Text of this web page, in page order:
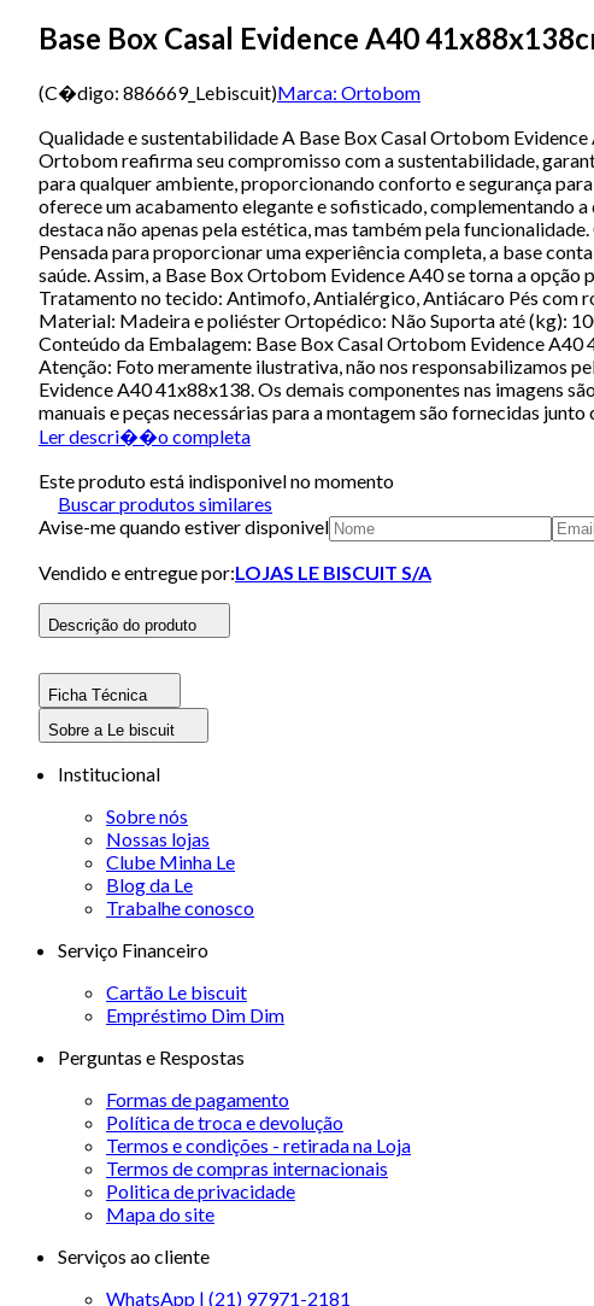
Base Box Casal Evidence A40
(C�digo: 886669_Lebiscuit)Marca: Ortobom
Qualidade e sustentabilidade A Base Box Casal Ortobom
Ortobom reafirma seu compromisso com a sustentabilidade,
para qualquer ambiente, proporcionando conforto e segurança
oferece um acabamento elegante e sofisticado, complementando
destaca não apenas pela estética, mas também pela
Pensada para proporcionar uma experiência completa, a base
saúde. Assim, a Base Box Ortobom Evidence A40 se torna a
Tratamento no tecido: Antimofo, Antialérgico, Antiácaro Pés com
Material: Madeira e poliéster Ortopédico: Não Suporta até (kg):
Conteúdo da Embalagem: Base Box Casal Ortobom Evidence
Atenção: Foto meramente ilustrativa, não nos responsabilizamos
Evidence A40 41x88x138. Os demais componentes nas imagens
manuais e peças necessárias para a montagem são fornecidas
Ler descri��o completa
Este produto está indisponivel no momento
Buscar produtos similares
Avise-me quando estiver disponivel
Vendido e entregue por:LOJAS LE BISCUIT S/A
Descrição do produto
Ficha Técnica
Sobre a Le biscuit
Institucional
Sobre nós
Nossas lojas
Clube Minha Le
Blog da Le
Trabalhe conosco
Serviço Financeiro
Cartão Le biscuit
Empréstimo Dim Dim
Perguntas e Respostas
Formas de pagamento
Política de troca e devolução
Termos e condições - retirada na Loja
Termos de compras internacionais
Politica de privacidade
Mapa do site
Serviços ao cliente
WhatsApp | (21) 97971-2181